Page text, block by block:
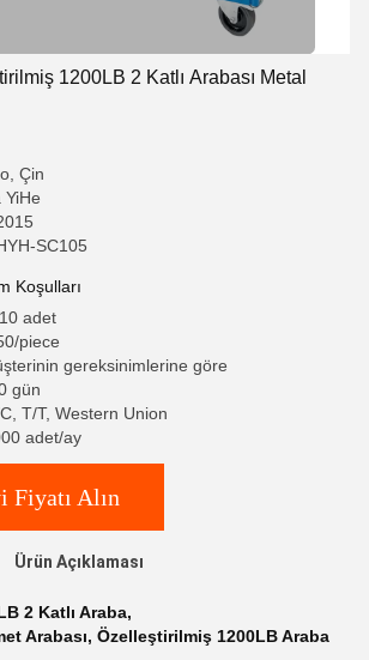
1200LB 2 Katlı Arabası Metal
Çin
YiHe
SC105
Koşulları
adet
piece
gereksinimlerine göre
gün
T/T, Western Union
adet/ay
Fiyatı Alın
Ürün Açıklaması
2 Katlı Araba,
Arabası, Özelleştirilmiş 1200LB Araba